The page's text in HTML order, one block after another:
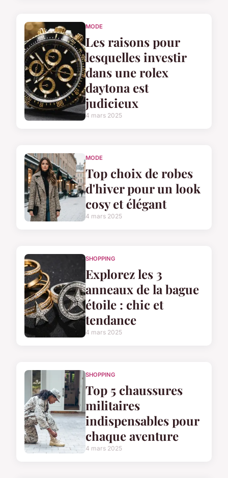
MODE
Les raisons pour
lesquelles investir
dans une rolex
daytona est
judicieux
4 mars 2025
MODE
Top choix de robes
d'hiver pour un look
cosy et élégant
4 mars 2025
SHOPPING
Explorez les 3
anneaux de la bague
étoile : chic et
tendance
4 mars 2025
SHOPPING
Top 5 chaussures
militaires
indispensables pour
chaque aventure
4 mars 2025